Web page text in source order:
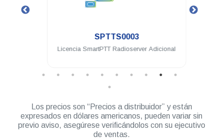
SPTTS0003
Licencia SmartPTT Radioserver Adicional
Los precios son “Precios a distribuidor” y están
expresados en dólares americanos, pueden variar sin
previo aviso, asegúrese verificándolos con su ejecutivo
de ventas.